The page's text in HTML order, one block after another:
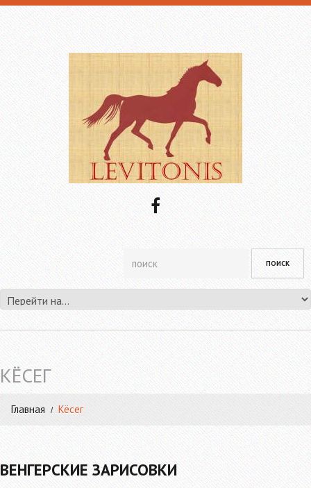
КЁСЕГ
Главная Кёсег
ВЕНГЕРСКИЕ ЗАРИСОВКИ